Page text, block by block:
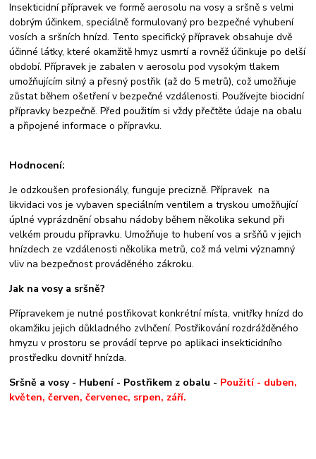
Insekticidní přípravek ve formě aerosolu na vosy a sršně s velmi
dobrým účinkem, speciálně formulovaný pro bezpečné vyhubení
vosích a sršních hnízd. Tento specifický přípravek obsahuje dvě
účinné látky, které okamžitě hmyz usmrtí a rovněž účinkuje po delší
období. Přípravek je zabalen v aerosolu pod vysokým tlakem
umožňujícím silný a přesný postřik (až do 5 metrů), což umožňuje
zůstat během ošetření v bezpečné vzdálenosti. Používejte biocidní
přípravky bezpečně. Před použitím si vždy přečtěte údaje na obalu
a připojené informace o přípravku.
Hodnocení:
Je odzkoušen profesionály, funguje precizně. Přípravek na
likvidaci vos je vybaven speciálním ventilem a tryskou umožňující
úplné vyprázdnění obsahu nádoby během několika sekund při
velkém proudu přípravku. Umožňuje to hubení vos a sršňů v jejich
hnízdech ze vzdálenosti několika metrů, což má velmi významný
vliv na bezpečnost prováděného zákroku.
Jak na vosy a sršně?
Přípravekem je nutné postřikovat konkrétní místa, vnitřky hnízd do
okamžiku jejich důkladného zvlhčení. Postřikování rozdrážděného
hmyzu v prostoru se provádí teprve po aplikaci insekticidního
prostředku dovnitř hnízda.
Sršně a vosy - Hubení - Postřikem z obalu - Použití - duben,
květen, červen, červenec, srpen, září.